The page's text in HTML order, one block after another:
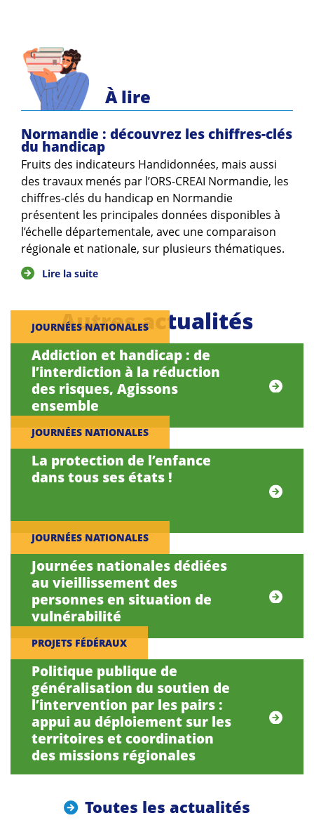
À lire
Normandie : découvrez les chiffres-clés
du handicap
Fruits des indicateurs Handidonnées, mais aussi
des travaux menés par l’ORS-CREAI Normandie, les
chiffres-clés du handicap en Normandie
présentent les principales données disponibles à
l’échelle départementale, avec une comparaison
régionale et nationale, sur plusieurs thématiques.
Lire la suite
Autres actualités
JOURNÉES NATIONALES
Addiction et handicap : de
l’interdiction à la réduction
des risques, Agissons
ensemble
JOURNÉES NATIONALES
La protection de l’enfance
dans tous ses états !
JOURNÉES NATIONALES
Journées nationales dédiées
au vieillissement des
personnes en situation de
vulnérabilité
PROJETS FÉDÉRAUX
Politique publique de
généralisation du soutien de
l’intervention par les pairs :
appui au déploiement sur les
territoires et coordination
des missions régionales
Toutes les actualités